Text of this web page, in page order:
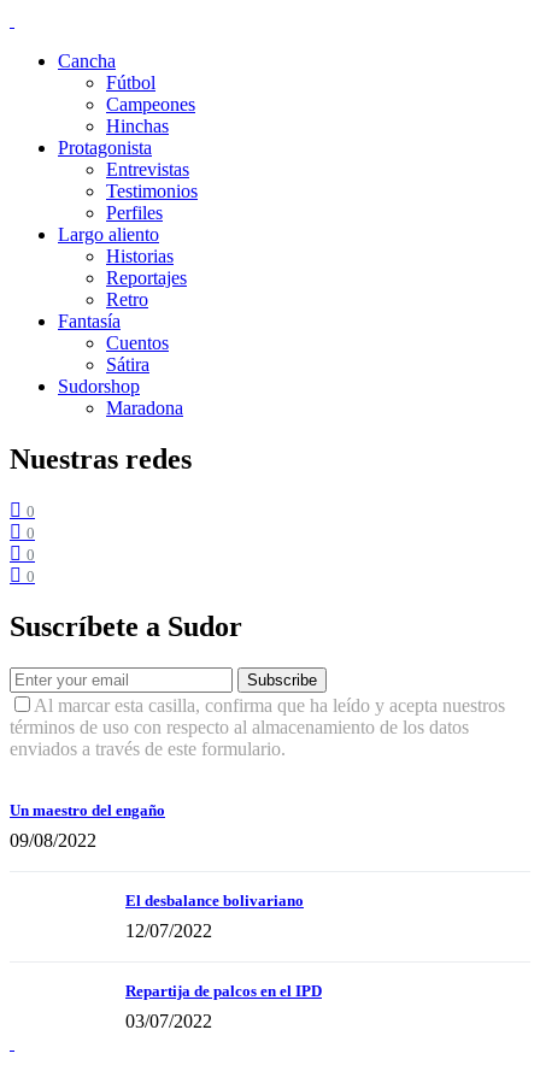
Cancha
Fútbol
Campeones
Hinchas
Protagonista
Entrevistas
Testimonios
Perfiles
Largo aliento
Historias
Reportajes
Retro
Fantasía
Cuentos
Sátira
Sudorshop
Maradona
Nuestras redes
0
0
0
0
Suscríbete a Sudor
Subscribe
Al marcar esta casilla, confirma que ha leído y acepta nuestros
términos de uso con respecto al almacenamiento de los datos
enviados a través de este formulario.
Un maestro del engaño
09/08/2022
El desbalance bolivariano
12/07/2022
Repartija de palcos en el IPD
03/07/2022